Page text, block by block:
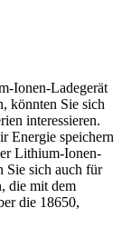
Ionen-Ladegerät
könnten Sie sich
interessieren.
Energie speichern
Lithium-Ionen-
Sie sich auch für
die mit dem
die 18650,